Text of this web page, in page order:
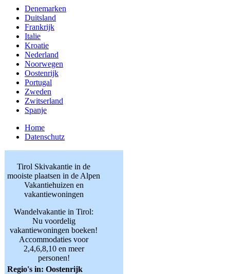
Denemarken
Duitsland
Frankrijk
Italie
Kroatie
Nederland
Noorwegen
Oostenrijk
Portugal
Zweden
Zwitserland
Spanje
Home
Datenschutz
Tirol Skivakantie in de
mooiste plaatsen in de Alpen
Vakantiehuizen en
vakantiewoningen
Wandelvakantie in Tirol:
Nu voordelig
vakantiewoningen boeken!
Accommodaties voor
2,4,6,8,10 en meer
personen!
Regio's in: Oostenrijk